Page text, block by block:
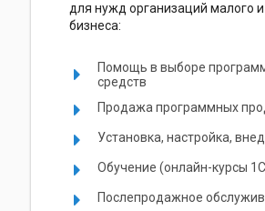
для нужд организаций малого
бизнеса:
Помощь в выборе
средств
Продажа программных
Установка, настройка,
Обучение (онлайн-курсы
Послепродажное